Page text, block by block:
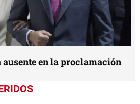
en la proclamación